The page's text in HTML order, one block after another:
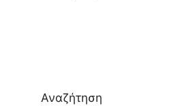
Αναζήτηση